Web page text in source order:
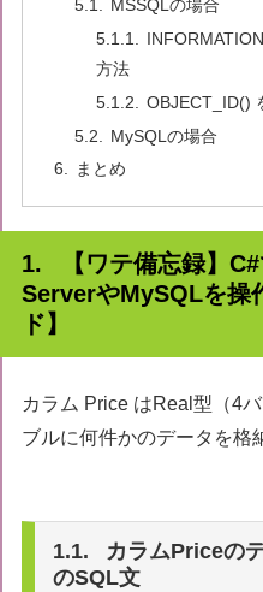
MSSQLの場合
方法
OBJECT_ID()
MySQLの場合
まとめ
【ワテ備忘録】
ServerやMySQLを操
ド】
カラム Price はReal型（4
ブルに何件かのデータを格
カラムPriceの
のSQL文